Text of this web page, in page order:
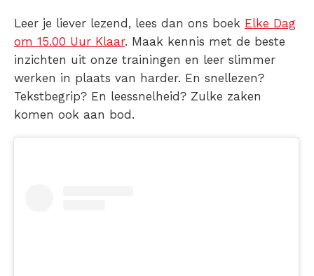
Leer je liever lezend, lees dan ons boek Elke Dag
om 15.00 Uur Klaar. Maak kennis met de beste
inzichten uit onze trainingen en leer slimmer
werken in plaats van harder. En snellezen?
Tekstbegrip? En leessnelheid? Zulke zaken
komen ook aan bod.